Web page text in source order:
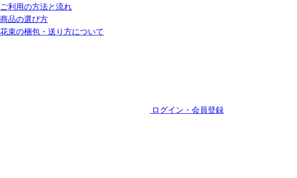
ご利用の方法と流れ
商品の選び方
花束の梱包・送り方について
ログイン・会員登録